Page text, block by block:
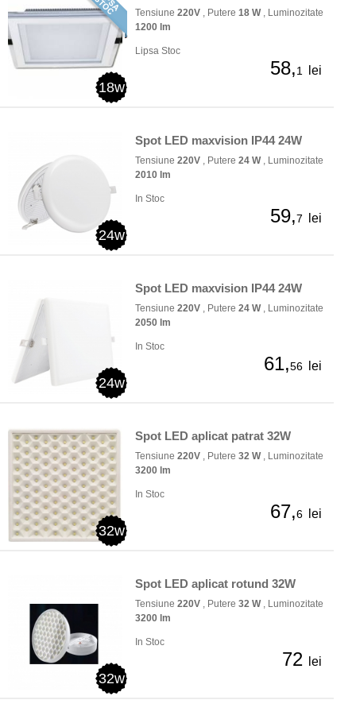
18w
Tensiune 220V , Putere 18 W, Luminozitate
1200 lm
Lipsa Stoc
58,1 lei
24w
Spot LED maxvision IP44 24W
Tensiune 220V , Putere 24 W, Luminozitate
2010 lm
In Stoc
59,7 lei
24w
Spot LED maxvision IP44 24W
Tensiune 220V , Putere 24 W, Luminozitate
2050 lm
In Stoc
61,56 lei
32w
Spot LED aplicat patrat 32W
Tensiune 220V , Putere 32 W, Luminozitate
3200 lm
In Stoc
67,6 lei
32w
Spot LED aplicat rotund 32W
Tensiune 220V , Putere 32 W, Luminozitate
3200 lm
In Stoc
72 lei